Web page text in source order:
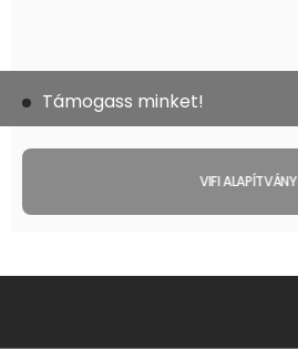
Támogass minket!
VIFI ALAPÍTVÁNY